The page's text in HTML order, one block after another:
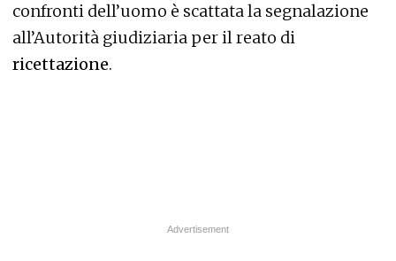
confronti dell’uomo è scattata la segnalazione
all’Autorità giudiziaria per il reato di
ricettazione.